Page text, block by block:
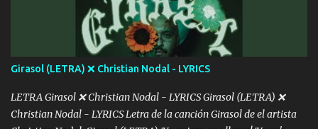
consciente de los followers que mueves? Parcerito, abre los ojos y
ve el poder que tienes Otro chiste malo son los nombres de tus
álbum's "José, vibras colores con la energía del diablo " ¿Si ...
Girasol (LETRA) ❌ Christian Nodal - LYRICS
LETRA Girasol ❌ Christian Nodal - LYRICS Girasol (LETRA) ❌
Christian Nodal - LYRICS Letra de la canción Girasol de el artista